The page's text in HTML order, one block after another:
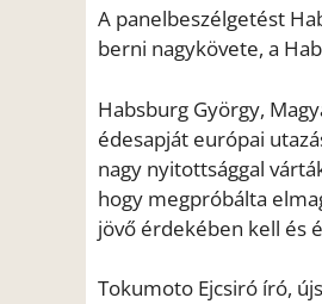
A panelbeszélgetést
berni nagykövete, a
Habsburg György,
édesapját európai
nagy nyitottsággal
hogy megpróbálta
jövő érdekében kell és
Tokumoto Ejcsiró író,